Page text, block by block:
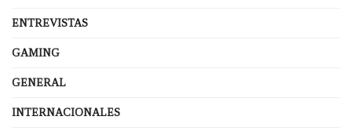
ENTREVISTAS
GAMING
GENERAL
INTERNACIONALES